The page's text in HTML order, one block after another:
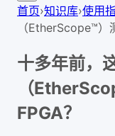
首页›知识库›使用
（EtherScope™）
十多年前，
（
FPGA？